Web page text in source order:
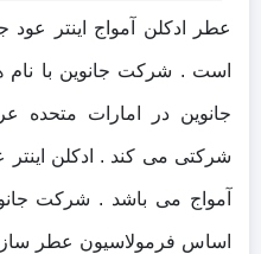
عطر ادکلن آمواج اینتر عود
است . شرکت جانوین با نام
جانوین در امارات متحده
شرکتی می کند . ادکلن اینتر
آمواج می باشد . شرکت
اساس فرمولاسیون عطر سازی